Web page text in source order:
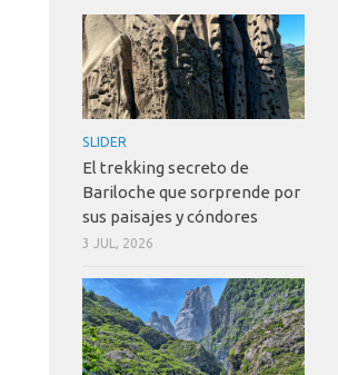
SLIDER
El trekking secreto de
Bariloche que sorprende por
sus paisajes y cóndores
3 JUL, 2026